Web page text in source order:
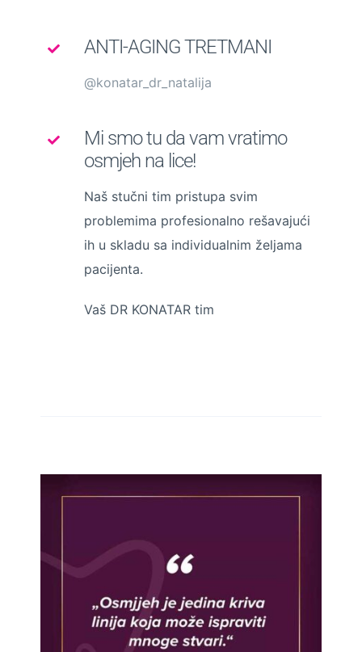
ANTI-AGING TRETMANI
@konatar_dr_natalija
Mi smo tu da vam vratimo
osmjeh na lice!
Naš stučni tim pristupa svim
problemima profesionalno rešavajući
ih u skladu sa individualnim željama
pacijenta.
Vaš DR KONATAR tim